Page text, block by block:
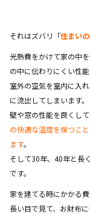
それはズバリ「住まい
光熱費をかけて家の中
の中に伝わりにくい性
室外の空気を室内に入
に流出してしまいます。
壁や窓の性能を良くして
の快適な温度を保つこ
ます。
そして30年、40年と長
です。
家を建てる時にかかる費
長い目で見て、お財布